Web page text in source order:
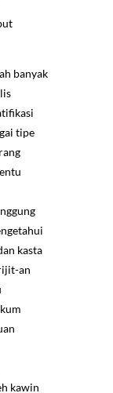
banyak
tipe
kasta
an
kawin